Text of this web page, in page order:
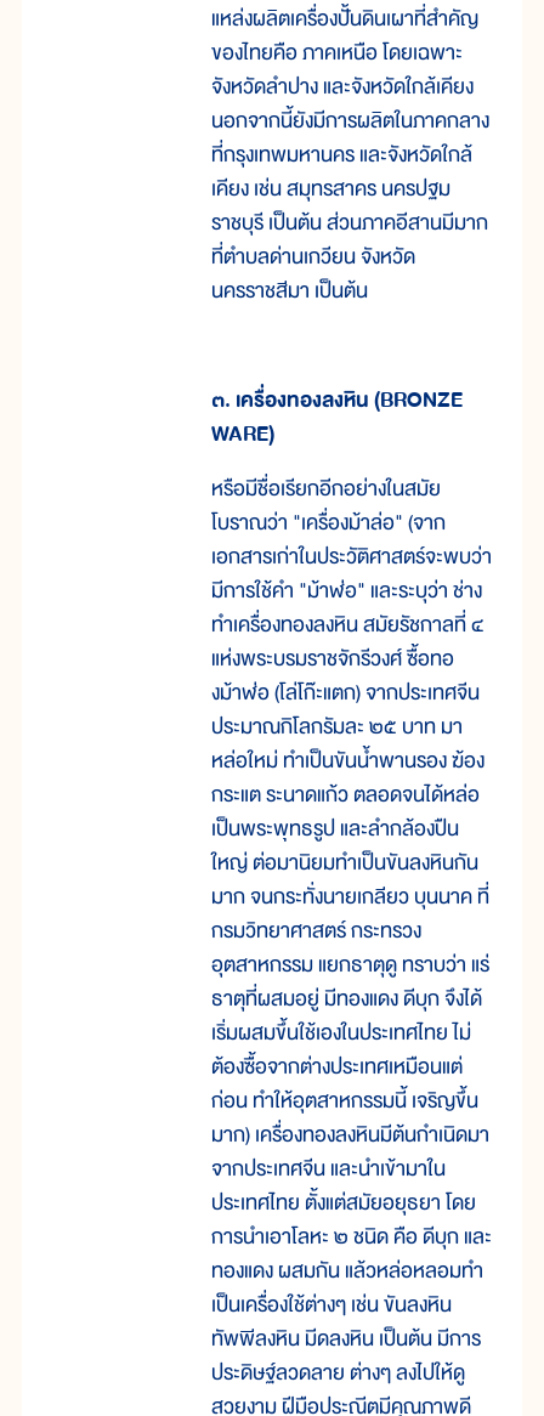
แหล่งผลิตเครื่องปั้นดินเผาที่สำคัญ
ของไทยคือ ภาคเหนือ โดยเฉพาะ
จังหวัดลำปาง และจังหวัดใกล้เคียง
นอกจากนี้ยังมีการผลิตในภาคกลาง
ที่กรุงเทพมหานคร และจังหวัดใกล้
เคียง เช่น สมุทรสาคร นครปฐม
ราชบุรี เป็นต้น ส่วนภาคอีสานมีมาก
ที่ตำบลด่านเกวียน จังหวัด
นครราชสีมา เป็นต้น
๓. เครื่องทองลงหิน (BRONZE
WARE)
หรือมีชื่อเรียกอีกอย่างในสมัย
โบราณว่า "เครื่องม้าล่อ" (จาก
เอกสารเก่าในประวัติศาสตร์จะพบว่า
มีการใช้คำ "ม้าฬ่อ" และระบุว่า ช่าง
ทำเครื่องทองลงหิน สมัยรัชกาลที่ ๔
แห่งพระบรมราชจักรีวงศ์ ซื้อทอ
งม้าฬ่อ (โล่โก๊ะแตก) จากประเทศจีน
ประมาณกิโลกรัมละ ๒๕ บาท มา
หล่อใหม่ ทำเป็นขันน้ำพานรอง ฆ้อง
กระแต ระนาดแก้ว ตลอดจนได้หล่อ
เป็นพระพุทธรูป และลำกล้องปืน
ใหญ่ ต่อมานิยมทำเป็นขันลงหินกัน
มาก จนกระทั่งนายเกลียว บุนนาค ที่
กรมวิทยาศาสตร์ กระทรวง
อุตสาหกรรม แยกธาตุดู ทราบว่า แร่
ธาตุที่ผสมอยู่ มีทองแดง ดีบุก จึงได้
เริ่มผสมขึ้นใช้เองในประเทศไทย ไม่
ต้องซื้อจากต่างประเทศเหมือนแต่
ก่อน ทำให้อุตสาหกรรมนี้ เจริญขึ้น
มาก) เครื่องทองลงหินมีต้นกำเนิดมา
จากประเทศจีน และนำเข้ามาใน
ประเทศไทย ตั้งแต่สมัยอยุธยา โดย
การนำเอาโลหะ ๒ ชนิด คือ ดีบุก และ
ทองแดง ผสมกัน แล้วหล่อหลอมทำ
เป็นเครื่องใช้ต่างๆ เช่น ขันลงหิน
ทัพพีลงหิน มีดลงหิน เป็นต้น มีการ
ประดิษฐ์ลวดลาย ต่างๆ ลงไปให้ดู
สวยงาม ฝีมือประณีตมีคุณภาพดี